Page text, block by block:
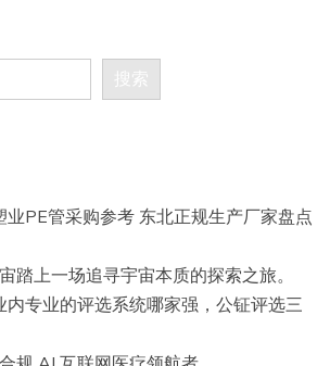
搜索
PE管采购参考 东北正规生产厂家盘点
踏上一场追寻宇宙本质的探索之旅。
专业的评选系统哪家强，公钲评选三